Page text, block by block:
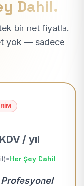
Dahil.
bir net fiyatla.
yok — sadece
/ yıl
Her Şey Dahil